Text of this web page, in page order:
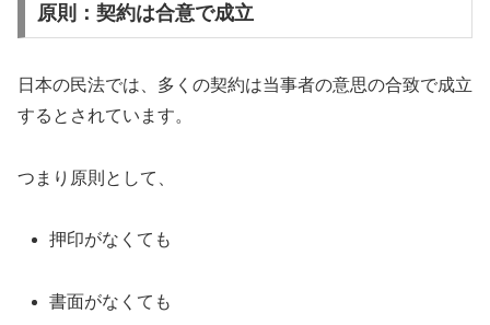
原則：契約は合意で成立
日本の民法では、多くの契約は当事者の意思の合致で成立
するとされています。
つまり原則として、
押印がなくても
書面がなくても